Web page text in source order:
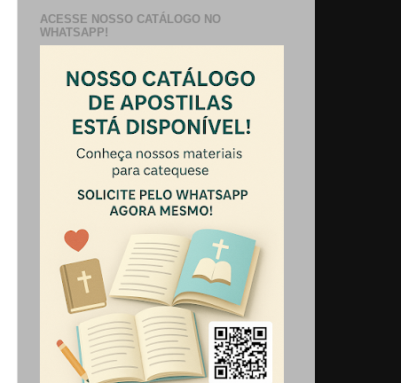
ACESSE NOSSO CATÁLOGO NO
WHATSAPP!